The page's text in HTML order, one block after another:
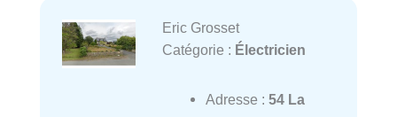
Eric Grosset
Catégorie : Électricien
Adresse : 54 La